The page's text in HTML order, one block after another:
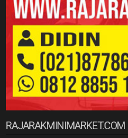
RAJARAKMINIMARKET.COM